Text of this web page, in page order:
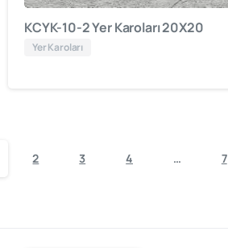
KCYK-10-2 Yer Karoları 20X20
Yer Karoları
2 3 4 … 7